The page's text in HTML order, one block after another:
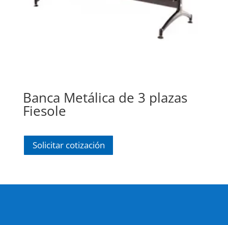
Banca Metálica de 3 plazas
Fiesole
Solicitar cotización